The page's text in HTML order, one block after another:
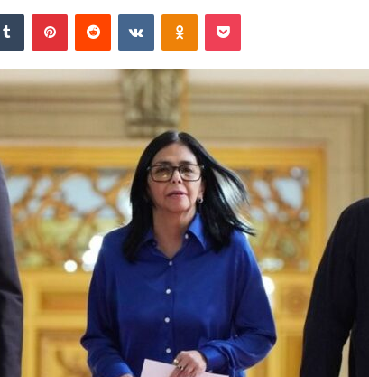
Tumblr PinterestReddit VKontakteOdnoklassniki
Pocket